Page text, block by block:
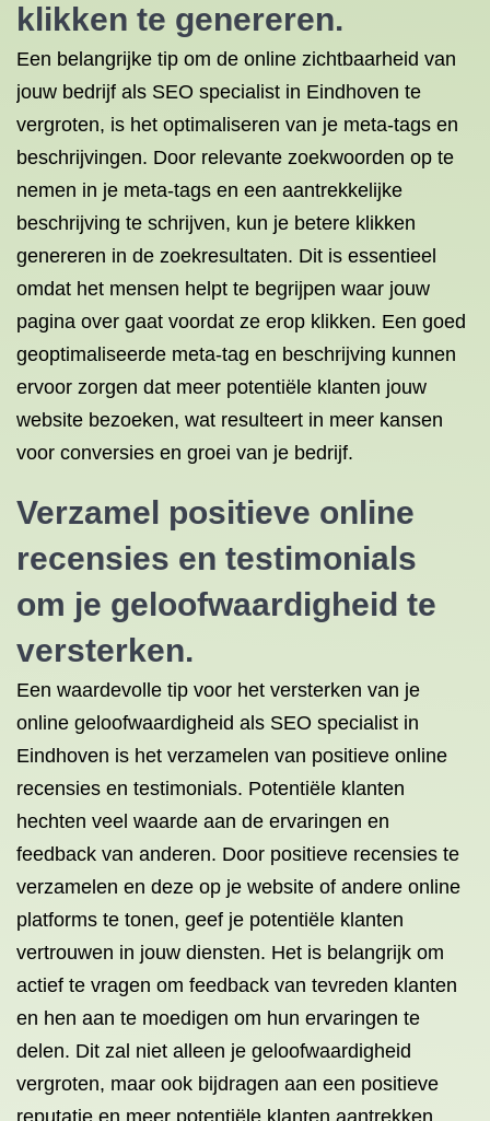
klikken te genereren.
Een belangrijke tip om de online zichtbaarheid van
jouw bedrijf als SEO specialist in Eindhoven te
vergroten, is het optimaliseren van je meta-tags en
beschrijvingen. Door relevante zoekwoorden op te
nemen in je meta-tags en een aantrekkelijke
beschrijving te schrijven, kun je betere klikken
genereren in de zoekresultaten. Dit is essentieel
omdat het mensen helpt te begrijpen waar jouw
pagina over gaat voordat ze erop klikken. Een goed
geoptimaliseerde meta-tag en beschrijving kunnen
ervoor zorgen dat meer potentiële klanten jouw
website bezoeken, wat resulteert in meer kansen
voor conversies en groei van je bedrijf.
Verzamel positieve online
recensies en testimonials
om je geloofwaardigheid te
versterken.
Een waardevolle tip voor het versterken van je
online geloofwaardigheid als SEO specialist in
Eindhoven is het verzamelen van positieve online
recensies en testimonials. Potentiële klanten
hechten veel waarde aan de ervaringen en
feedback van anderen. Door positieve recensies te
verzamelen en deze op je website of andere online
platforms te tonen, geef je potentiële klanten
vertrouwen in jouw diensten. Het is belangrijk om
actief te vragen om feedback van tevreden klanten
en hen aan te moedigen om hun ervaringen te
delen. Dit zal niet alleen je geloofwaardigheid
vergroten, maar ook bijdragen aan een positieve
reputatie en meer potentiële klanten aantrekken.